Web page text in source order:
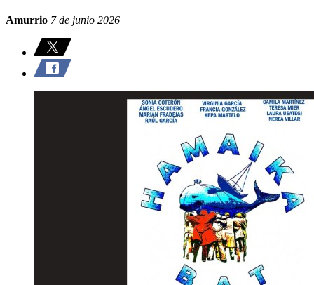
Amurrio 7 de junio 2026